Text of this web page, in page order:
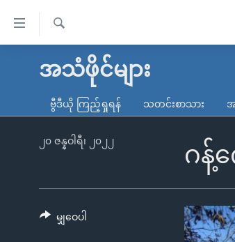
လွယ်ကူ
သည့်
မူလစာမျက်နှာ
ကမ္ဘာ့သတင်းများ
နိုင်ငံတကာ
တရုတ်
အစ္စရေး-ပါလက်စတိုင်း
ရပ်ဝန်းတခု လမ်းတခု အလွန်
အင်္ဂလိပ်စာလေ့လာမယ်
ရ
အသံဖိုင်များ
ဗွီဒီယို ကြည့်ရှုရန် သတင်းစာသား
ဂန့်
၂၀ ဇန္နဝါရီ၊ ၂၀၂၂
မျှဝေပါ